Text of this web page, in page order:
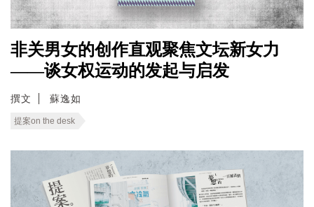
非关男女的创作直观聚焦文坛新女力
——谈女权运动的发起与启发
撰文 蘇逸如
提案on the desk